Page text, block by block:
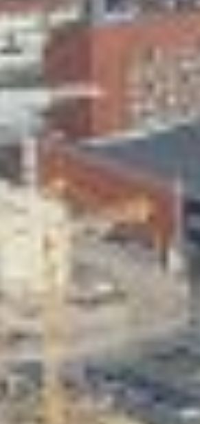
Skeittihalli
Varhaiskasvatus
Ateria- ja välipalamaksut
Mämminiemi
Taideapteekki
Kirjasto
Valon Kaupunki
Lasten Lysti & LystiKylä-festivaali
Ohje